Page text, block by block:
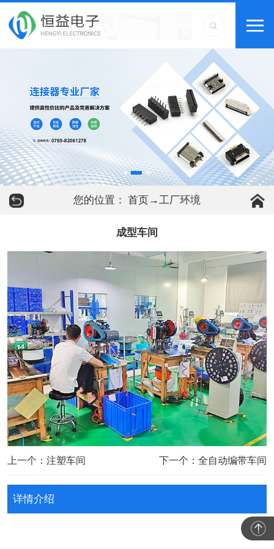
您的位置： 首页→工厂环境
成型车间
上一个：注塑车间 下一个：全自动编带车间
详情介绍